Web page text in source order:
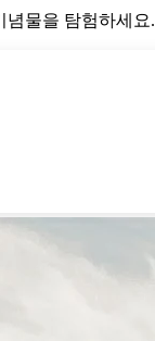
념물을 탐험하세요.